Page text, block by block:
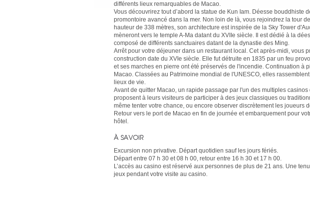
différents lieux remarquables de Macao.
Vous découvrirez tout d’abord la statue de Kun Iam. Déesse bouddhiste
promontoire avancé dans la mer. Non loin de là, vous rejoindrez la tour
hauteur de 338 mètres, son architecture est inspirée de la Sky Tower
mèneront vers le temple A-Ma datant du XVIIe siècle. Il est dédié à la
composé de différents sanctuaires datant de la dynastie des Ming.
Arrêt pour votre déjeuner dans un restaurant local. Cet après-midi, vous
construction date du XVIe siècle. Elle fut détruite en 1835 par un feu
et ses marches en pierre ont été préservés de l'incendie. Continuation à
Macao. Classées au Patrimoine mondial de l'UNESCO, elles
lieux de vie.
Avant de quitter Macao, un rapide passage par l'un des multiples
proposent à leurs visiteurs de participer à des jeux classiques ou
même tenter votre chance, ou encore observer discrètement les joueurs
Retour vers le port de Macao en fin de journée et embarquement pour
hôtel.
À SAVOIR
Excursion non privative. Départ quotidien sauf les jours fériés.
Départ entre 07 h 30 et 08 h 00, retour entre 16 h 30 et 17 h 00.
L’accès au casino est réservé aux personnes de plus de 21 ans. Une
jeux pendant votre visite au casino.